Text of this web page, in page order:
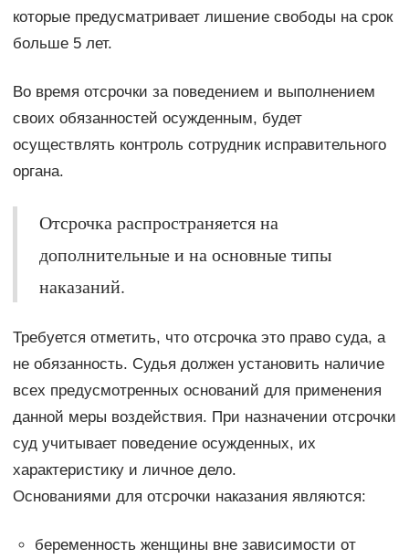
которые предусматривает лишение свободы на срок
больше 5 лет.
Во время отсрочки за поведением и выполнением
своих обязанностей осужденным, будет
осуществлять контроль сотрудник исправительного
органа.
Отсрочка распространяется на
дополнительные и на основные типы
наказаний.
Требуется отметить, что отсрочка это право суда, а
не обязанность. Судья должен установить наличие
всех предусмотренных оснований для применения
данной меры воздействия. При назначении отсрочки
суд учитывает поведение осужденных, их
характеристику и личное дело.
Основаниями для отсрочки наказания являются:
беременность женщины вне зависимости от